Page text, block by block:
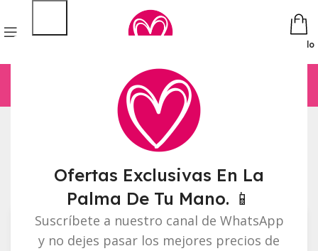
Ofertas Exclusivas En La
Palma De Tu Mano. 📱
Suscríbete a nuestro canal de WhatsApp
y no dejes pasar los mejores precios de
Pedido
Página 2
Mostrando 13–24 de 70 resultados
Barra lateral